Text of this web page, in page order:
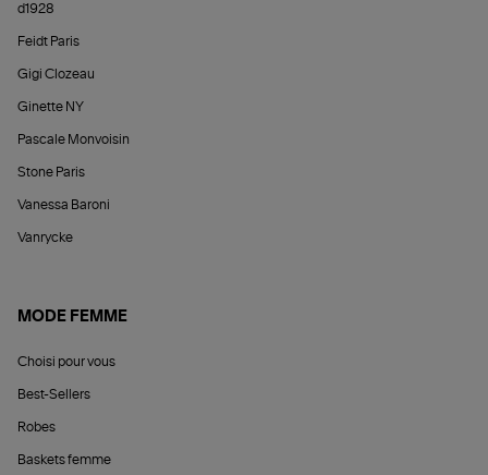
d1928
Feidt Paris
Gigi Clozeau
Ginette NY
Pascale Monvoisin
Stone Paris
Vanessa Baroni
Vanrycke
MODE FEMME
Choisi pour vous
Best-Sellers
Robes
Baskets femme